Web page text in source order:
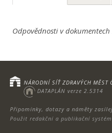
Odpovědnosti v dokumentech
Připomínky, dotazy a náměty
Použit redakční a publikační systém
NÁRODNÍ SÍŤ ZDRAVÝCH MĚST
DATAPLÁN verze 2.5314